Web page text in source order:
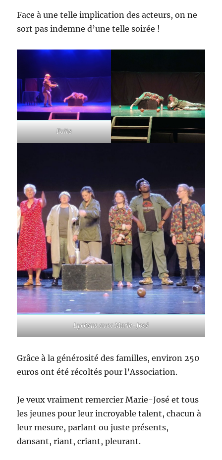
Face à une telle implication des acteurs, on ne
sort pas indemne d’une telle soirée !
Fuite
Lycéens avec Marie-José
Grâce à la générosité des familles, environ 250
euros ont été récoltés pour l’Association.
Je veux vraiment remercier Marie-José et tous
les jeunes pour leur incroyable talent, chacun à
leur mesure, parlant ou juste présents,
dansant, riant, criant, pleurant.